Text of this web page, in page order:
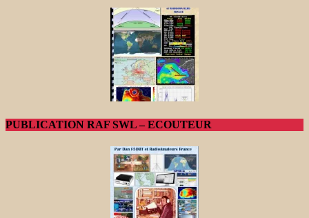
PUBLICATION RAF SWL – ECOUTEUR